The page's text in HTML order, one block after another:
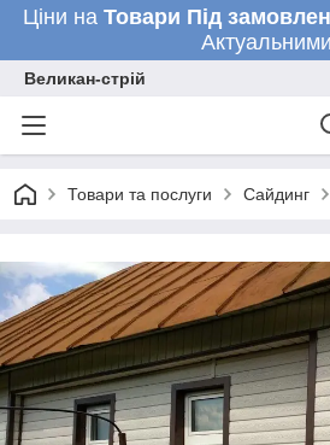
Ціни на Товари Під
Великан-стрій
Товари та послуги Сайдинг